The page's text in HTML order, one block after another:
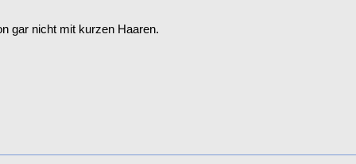
gar nicht mit kurzen Haaren.